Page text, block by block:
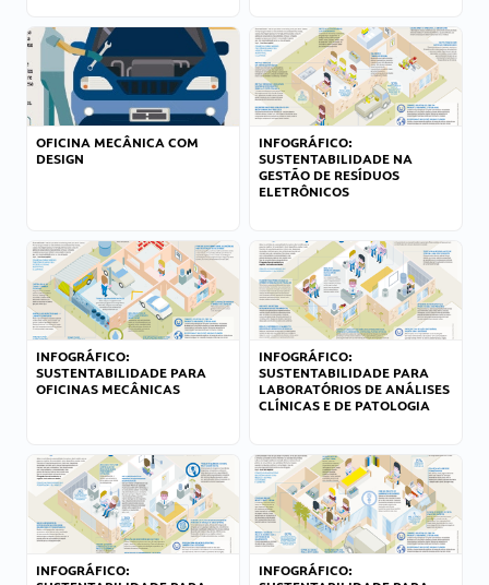
OFICINA MECÂNICA COM
DESIGN
INFOGRÁFICO:
SUSTENTABILIDADE NA
GESTÃO DE RESÍDUOS
ELETRÔNICOS
INFOGRÁFICO:
SUSTENTABILIDADE PARA
OFICINAS MECÂNICAS
INFOGRÁFICO:
SUSTENTABILIDADE PARA
LABORATÓRIOS DE ANÁLISES
CLÍNICAS E DE PATOLOGIA
INFOGRÁFICO:
INFOGRÁFICO: